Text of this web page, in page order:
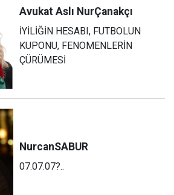
Avukat Aslı NurÇanakçı
İYİLİĞİN HESABI, FUTBOLUN
KUPONU, FENOMENLERİN
ÇÜRÜMESİ
NurcanSABUR
07.07.07?..